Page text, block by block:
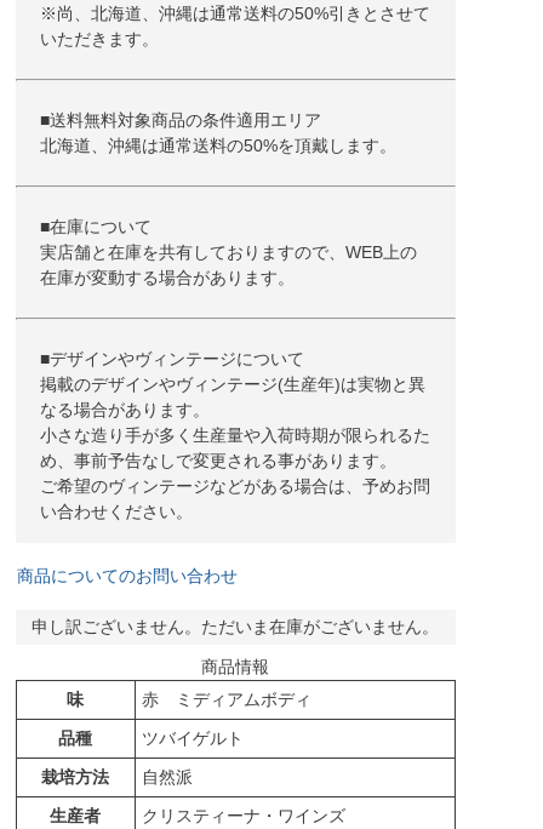
※尚、北海道、沖縄は通常送料の50%引きとさせて
いただきます。
■送料無料対象商品の条件適用エリア
北海道、沖縄は通常送料の50%を頂戴します。
■在庫について
実店舗と在庫を共有しておりますので、WEB上の
在庫が変動する場合があります。
■デザインやヴィンテージについて
掲載のデザインやヴィンテージ(生産年)は実物と異
なる場合があります。
小さな造り手が多く生産量や入荷時期が限られるた
め、事前予告なしで変更される事があります。
ご希望のヴィンテージなどがある場合は、予めお問
い合わせください。
商品についてのお問い合わせ
申し訳ございません。ただいま在庫がございません。
商品情報
味
赤 ミディアムボディ
品種
ツバイゲルト
栽培方法
自然派
生産者
クリスティーナ・ワインズ